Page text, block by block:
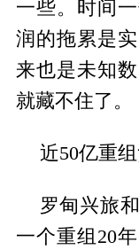
一些。时间
润的拖累是
来也是未知
就藏不住了。
近50亿重
罗甸兴旅
一个重组20